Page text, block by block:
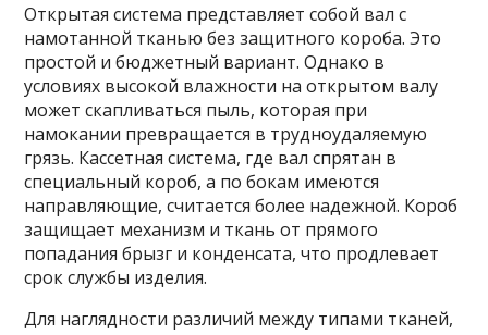
Открытая система представляет собой вал с
намотанной тканью без защитного короба. Это
простой и бюджетный вариант. Однако в
условиях высокой влажности на открытом валу
может скапливаться пыль, которая при
намокании превращается в трудноудаляемую
грязь. Кассетная система, где вал спрятан в
специальный короб, а по бокам имеются
направляющие, считается более надежной. Короб
защищает механизм и ткань от прямого
попадания брызг и конденсата, что продлевает
срок службы изделия.
Для наглядности различий между типами тканей,